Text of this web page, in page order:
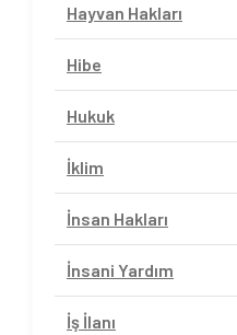
Hayvan Hakları
Hibe
Hukuk
İklim
İnsan Hakları
İnsani Yardım
İş İlanı